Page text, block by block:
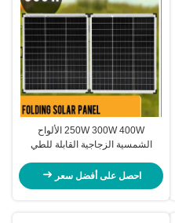
250W 300W 400W الألواح
الشمسية الزجاجية القابلة للطي
احصل على أفضل سعر